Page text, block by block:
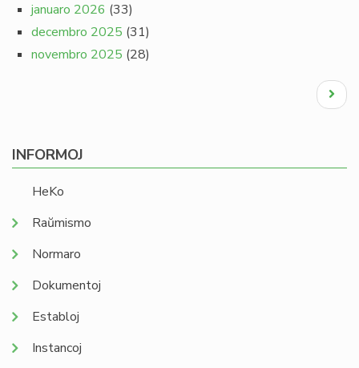
januaro 2026 (33)
decembro 2025 (31)
novembro 2025 (28)
Next
page
INFORMOJ
HeKo
Raŭmismo
Normaro
Dokumentoj
Establoj
Instancoj